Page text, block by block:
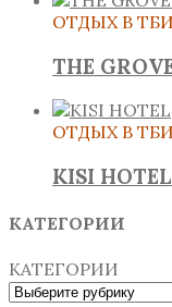
ОТДЫХ В
THE
ОТДЫХ В
KISI HOTEL
КАТЕГОРИИ
КАТЕГОРИИ